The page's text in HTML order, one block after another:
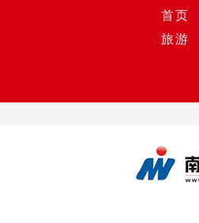
首页
旅游